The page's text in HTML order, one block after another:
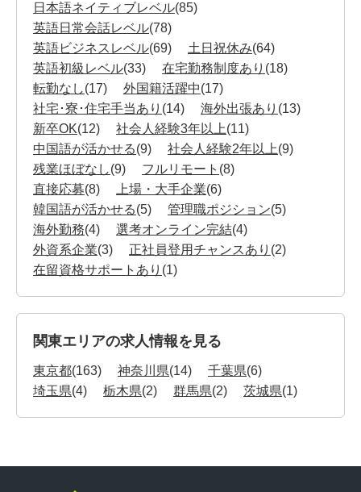
日本語ネイティブレベル(85)
英語日常会話レベル(78)
英語ビジネスレベル(69) 土日祝休み(64)
英語初級レベル(33) 在宅勤務制度あり (18)
転勤なし(17) 外国籍活躍中(17)
社宅･寮･住宅手当あり (14) 海外出張あり (13)
新卒OK(12) 社会人経験3年以上(11)
中国語が活かせる(9) 社会人経験2年以上(9)
残業ほぼなし(9) フルリモート (8)
直接応募(8) 上場・大手企業(6)
韓国語が活かせる(5) 管理職ポジション(5)
海外勤務(4) 選考オンライン完結(4)
外資系企業(3) 正社員登用チャンスあり (2)
在留資格サポートあり (1)
関東エリアの求人情報を見る
東京都(163) 神奈川県(14) 千葉県(6)
埼玉県(4) 栃木県(2) 群馬県(2) 茨城県(1)